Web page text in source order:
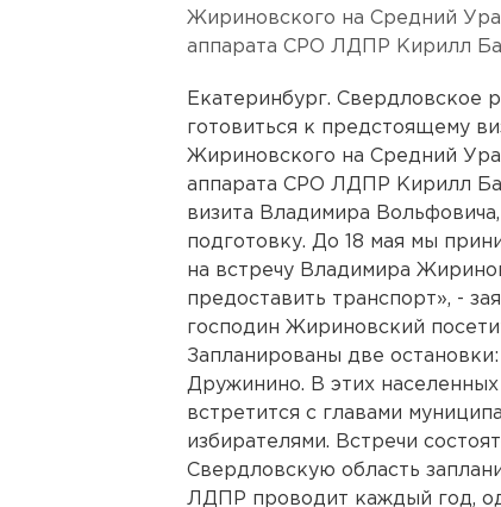
Жириновского на Средний
аппарата СРО ЛДПР Кирилл
Екатеринбург. Свердловское
готовиться к предстоящему
Жириновского на Средний
аппарата СРО ЛДПР Кирилл
визита Владимира
подготовку. До 18 мая мы
на встречу Владимира
предоставить транспорт», -
господин Жириновский
Запланированы две
Дружинино. В этих
встретится с главами
избирателями. Встречи
Свердловскую область
ЛДПР проводит каждый год,